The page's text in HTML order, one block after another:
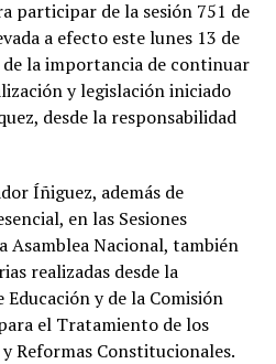
participar de la sesión 751 de
a efecto este lunes 13 de
la importancia de continuar
y legislación iniciado
desde la responsabilidad
Íñiguez, además de
en las Sesiones
Asamblea Nacional, también
realizadas desde la
y de la Comisión
el Tratamiento de los
Reformas Constitucionales.